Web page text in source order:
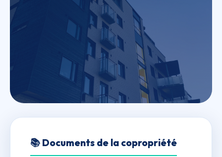
CLAIR VAL
📚 Documents de la copropriété